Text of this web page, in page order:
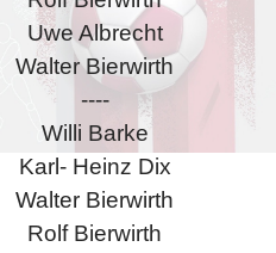
Uwe Albrecht
Walter Bierwirth
----
Willi Barke
Karl- Heinz Dix
Walter Bierwirth
Rolf Bierwirth